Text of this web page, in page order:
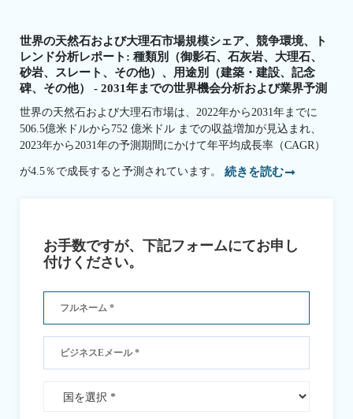
世界の天然石および大理石市場規模シェア、競争環境、ト
レンド分析レポート: 種類別（御影石、石灰岩、大理石、
砂岩、スレート、その他）、用途別（建築・建設、記念
碑、その他） - 2031年までの世界機会分析および業界予測
世界の天然石および大理石市場は、2022年から2031年までに
506.5億米ドルから752 億米ドル までの収益増加が見込まれ、
2023年から2031年の予測期間にかけて年平均成長率（CAGR）
が4.5％で成長すると予測されています。 続きを読む
お手数ですが、下記フォームにてお申し
付けください。